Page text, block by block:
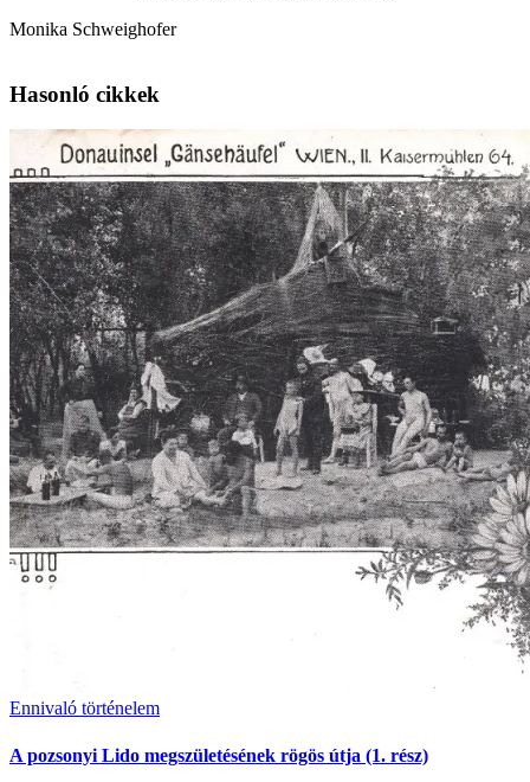
Monika Schweighofer
Hasonló cikkek
Ennivaló történelem
A pozsonyi Lido megszületésének rögös útja (1. rész)